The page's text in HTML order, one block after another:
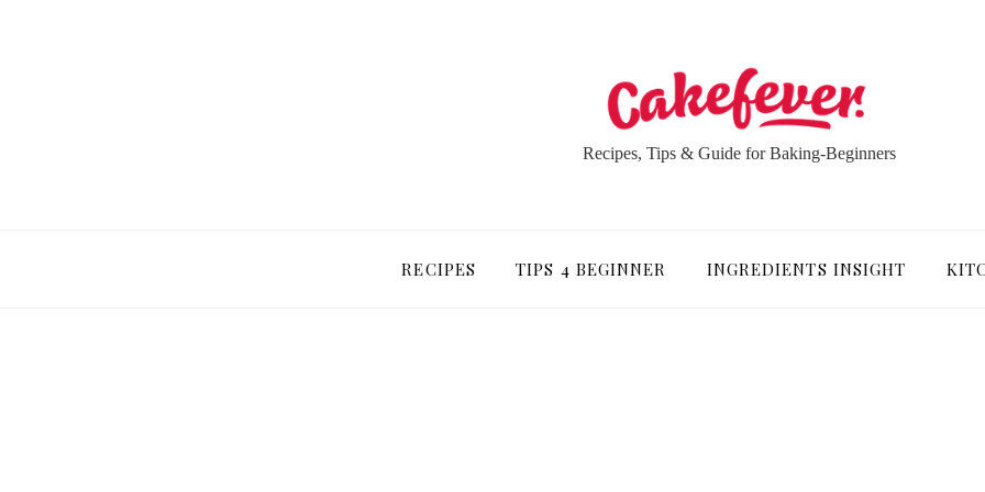
Recipes, Tips & Guide for Baking-Beginners
RECIPES TIPS 4 BEGINNER INGREDIENTS INSIGHT